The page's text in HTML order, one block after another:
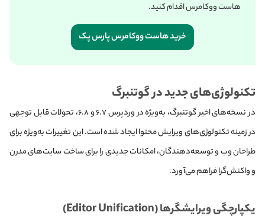
هاست ووکامرس اقدام کنید.
خرید هاست ووکامرس پارس پک
تکنولوژی‌های جدید در گوتنبرگ
در نسخه‌های اخیر گوتنبرگ، به‌ویژه در وردپرس ۶.۷ و ۶.۸، تحولات قابل توجهی
در زمینه تکنولوژی‌های ویرایش محتوا ایجاد شده است. این تغییرات به‌ویژه برای
طراحان وب و توسعه‌دهندگان، امکانات جدیدی را برای ساخت سایت‌های مدرن
و واکنش‌گرا فراهم می‌آورد.​
یکپارچگی ویرایشگرها (Editor Unification)